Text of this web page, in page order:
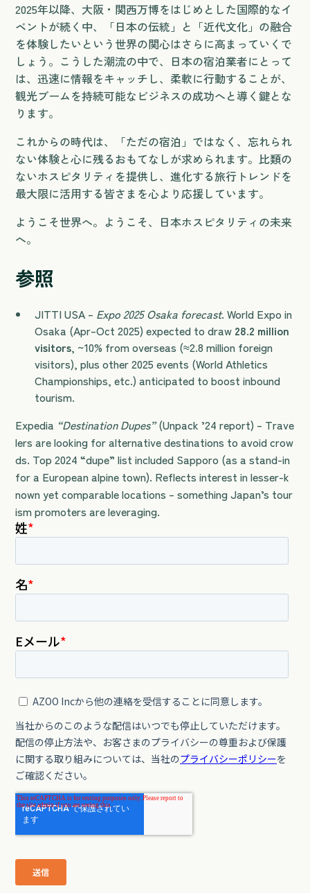
2025年以降、大阪・関西万博をはじめとした国際的なイ
ベントが続く中、「日本の伝統」と「近代文化」の融合
を体験したいという世界の関心はさらに高まっていくで
しょう。こうした潮流の中で、日本の宿泊業者にとって
は、迅速に情報をキャッチし、柔軟に行動することが、
観光ブームを持続可能なビジネスの成功へと導く鍵とな
ります。
これからの時代は、「ただの宿泊」ではなく、忘れられ
ない体験と心に残るおもてなしが求められます。比類の
ないホスピタリティを提供し、進化する旅行トレンドを
最大限に活用する皆さまを心より応援しています。
ようこそ世界へ。ようこそ、日本ホスピタリティの未来
へ。
参照
JITTI USA – Expo 2025 Osaka forecast. World Expo in
Osaka (Apr–Oct 2025) expected to draw 28.2 million
visitors, ~10% from overseas (≈2.8 million foreign
visitors), plus other 2025 events (World Athletics
Championships, etc.) anticipated to boost inbound
tourism.
Expedia “Destination Dupes”(Unpack ’24 report) – Trave
lers are looking for alternative destinations to avoid crow
ds. Top 2024 “dupe” list included Sapporo (as a stand-in
for a European alpine town). Reflects interest in lesser-k
nown yet comparable locations – something Japan’s tour
ism promoters are leveraging.